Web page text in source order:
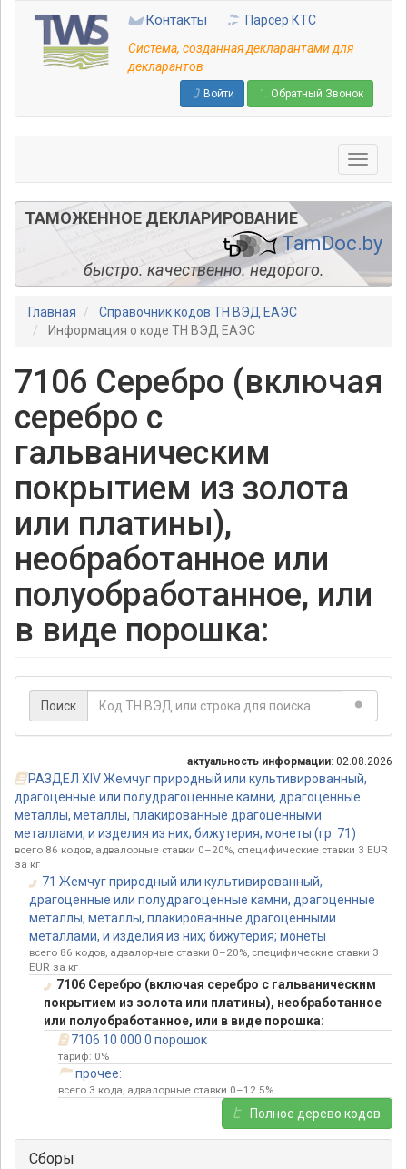
основному
содержанию
Контакты
Парсер КТС
Система, созданная декларантами для
декларантов
Войти Обратный Звонок
ТАМОЖЕННОЕ ДЕКЛАРИРОВАНИЕ
TamDoc.by
быстро. качественно. недорого.
Главная
Справочник кодов ТН ВЭД ЕАЭС
Информация о коде ТН ВЭД ЕАЭС
7106 Серебро (включая
серебро с
гальваническим
покрытием из золота
или платины),
необработанное или
полуобработанное, или
в виде порошка:
Поиск
актуальность информации: 02.08.2026
РАЗДЕЛ ХIV Жемчуг природный или культивированный,
драгоценные или полудрагоценные камни, драгоценные
металлы, металлы, плакированные драгоценными
металлами, и изделия из них; бижутерия; монеты (гр. 71)
всего 86 кодов, адвалорные ставки 0–20%, специфические ставки 3 EUR
за кг
71 Жемчуг природный или культивированный,
драгоценные или полудрагоценные камни, драгоценные
металлы, металлы, плакированные драгоценными
металлами, и изделия из них; бижутерия; монеты
всего 86 кодов, адвалорные ставки 0–20%, специфические ставки 3
EUR за кг
7106 Серебро (включая серебро с гальваническим
покрытием из золота или платины), необработанное
или полуобработанное, или в виде порошка:
7106 10 000 0 порошок
тариф: 0%
прочее:
всего 3 кода, адвалорные ставки 0–12.5%
Полное дерево кодов
Сборы